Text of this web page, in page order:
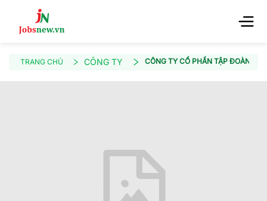
TRANG CHỦ CÔNG TY CÔNG TY CỔ PHẦN TẬP ĐOÀN ĐỊA